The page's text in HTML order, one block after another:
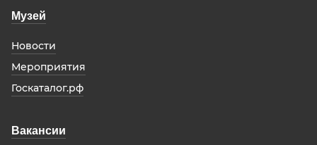
Музей
Новости
Мероприятия
Госкаталог.рф
Вакансии